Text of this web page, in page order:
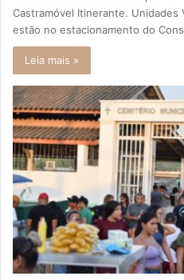
Castramóvel Itinerante.
estão no estacionamento do
Leia mais »